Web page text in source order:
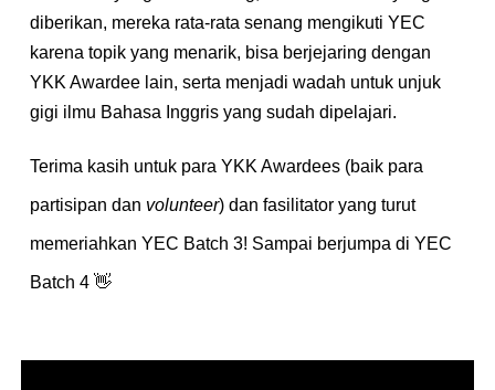
diberikan, mereka rata-rata senang mengikuti YEC
karena topik yang menarik, bisa berjejaring dengan
YKK Awardee lain, serta menjadi wadah untuk unjuk
gigi ilmu Bahasa Inggris yang sudah dipelajari.
Terima kasih untuk para YKK Awardees (baik para
partisipan dan volunteer) dan fasilitator yang turut
memeriahkan YEC Batch 3! Sampai berjumpa di YEC
Batch 4 👋